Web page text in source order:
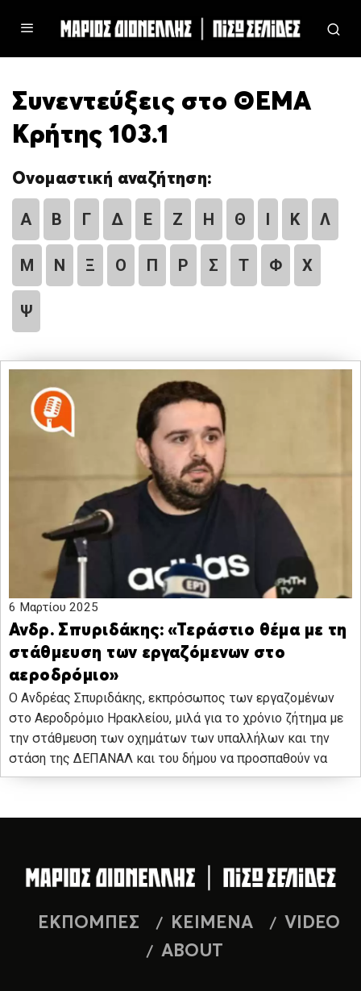
Συνεντεύξεις στο ΘΕΜΑ
Κρήτης 103.1
Ονομαστική αναζήτηση:
Α Β Γ Δ Ε Ζ Η Θ Ι Κ Λ
Μ Ν Ξ Ο Π Ρ Σ Τ Φ Χ
Ψ
6 Μαρτίου 2025
Ανδρ. Σπυριδάκης: «Τεράστιο θέμα με τη
στάθμευση των εργαζόμενων στο
αεροδρόμιο»
O Ανδρέας Σπυριδάκης, εκπρόσωπος των εργαζομένων
στο Αεροδρόμιο Ηρακλείου, μιλά για το χρόνιο ζήτημα με
την στάθμευση των οχημάτων των υπαλλήλων και την
στάση της ΔΕΠΑΝΑΛ και του δήμου να προσπαθούν να
ΕΚΠΟΜΠΕΣ ΚΕΙΜΕΝΑ
VIDEO
ABOUT